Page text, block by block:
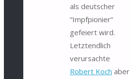
als deutscher
“Impfpionier”
gefeiert wird.
Letztendlich
verursachte
Robert Koch aber